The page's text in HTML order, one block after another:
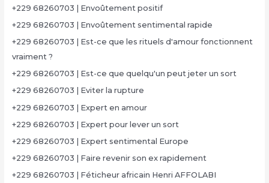
+229 68260703 | Envoûtement positif
+229 68260703 | Envoûtement sentimental rapide
+229 68260703 | Est-ce que les rituels d'amour fonctionnent
vraiment ?
+229 68260703 | Est-ce que quelqu'un peut jeter un sort
+229 68260703 | Eviter la rupture
+229 68260703 | Expert en amour
+229 68260703 | Expert pour lever un sort
+229 68260703 | Expert sentimental Europe
+229 68260703 | Faire revenir son ex rapidement
+229 68260703 | Féticheur africain Henri AFFOLABI